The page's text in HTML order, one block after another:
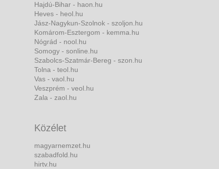
Hajdú-Bihar - haon.hu
Heves - heol.hu
Jász-Nagykun-Szolnok - szoljon.hu
Komárom-Esztergom - kemma.hu
Nógrád - nool.hu
Somogy - sonline.hu
Szabolcs-Szatmár-Bereg - szon.hu
Tolna - teol.hu
Vas - vaol.hu
Veszprém - veol.hu
Zala - zaol.hu
Közélet
magyarnemzet.hu
szabadfold.hu
hirtv.hu